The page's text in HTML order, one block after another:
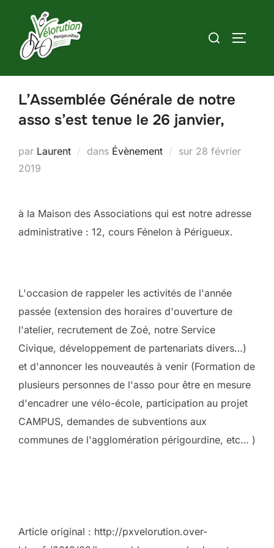
contenu
Rechercher :
L’Assemblée Générale de notre
asso s’est tenue le 26 janvier,
par Laurent dans Évènement sur Publié
28 février
2019
à la Maison des Associations qui est notre adresse
administrative : 12, cours Fénelon à Périgueux.
L'occasion de rappeler les activités de l'année
passée (extension des horaires d'ouverture de
l'atelier, recrutement de Zoé, notre Service
Civique, développement de partenariats divers…)
et d'annoncer les nouveautés à venir (Formation de
plusieurs personnes de l'asso pour être en mesure
d'encadrer une vélo-école, participation au projet
CAMPUS, demandes de subventions aux
communes de l'agglomération périgourdine, etc… )
Article original : http://pxvelorution.over-